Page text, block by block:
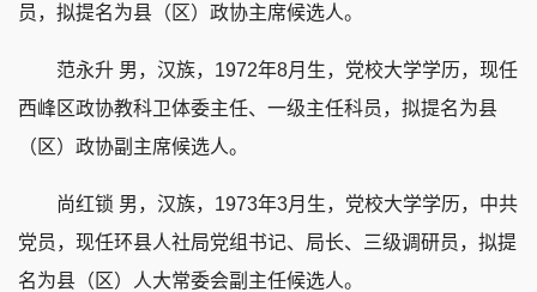
员，拟提名为县（区）政协主席候选人。
范永升 男，汉族，1972年8月生，党校大学学历，现任
西峰区政协教科卫体委主任、一级主任科员，拟提名为县
（区）政协副主席候选人。
尚红锁 男，汉族，1973年3月生，党校大学学历，中共
党员，现任环县人社局党组书记、局长、三级调研员，拟提
名为县（区）人大常委会副主任候选人。